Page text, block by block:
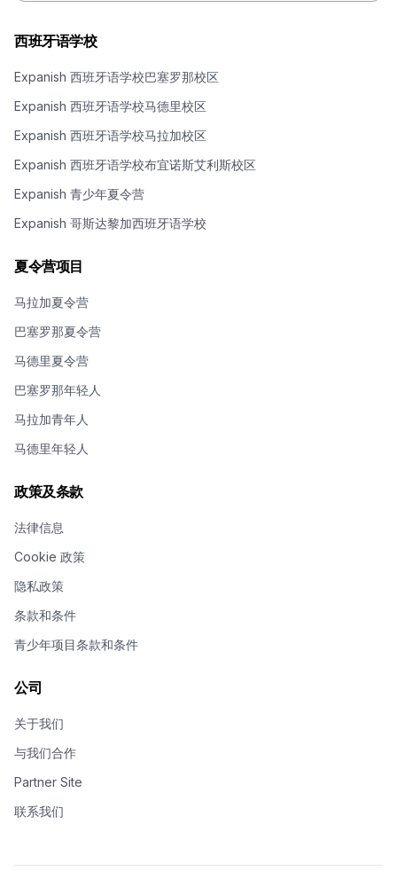
西班牙语学校
Expanish 西班牙语学校巴塞罗那校区
Expanish 西班牙语学校马德里校区
Expanish 西班牙语学校马拉加校区
Expanish 西班牙语学校布宜诺斯艾利斯校区
Expanish 青少年夏令营
Expanish 哥斯达黎加西班牙语学校
夏令营项目
马拉加夏令营
巴塞罗那夏令营
马德里夏令营
巴塞罗那年轻人
马拉加青年人
马德里年轻人
政策及条款
法律信息
Cookie 政策
隐私政策
条款和条件
青少年项目条款和条件
公司
关于我们
与我们合作
Partner Site
联系我们